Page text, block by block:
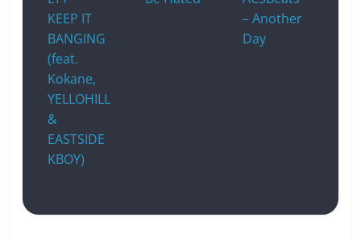
KEEP IT
BANGING
(feat.
Kokane,
YELLOHILL
&
EASTSIDE
KBOY)
– Another
Day